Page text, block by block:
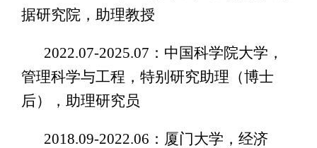
据研究院，助理教授
2022.07-2025.07：中国科学院大学，
管理科学与工程，特别研究助理（博士
后），助理研究员
2018.09-2022.06：厦门大学，经济